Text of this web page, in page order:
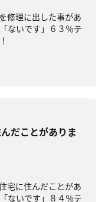
修理に出した事があ
ないです」６３％テ
んだことがありま
宅に住んだことがあ
ないです」８４％テ